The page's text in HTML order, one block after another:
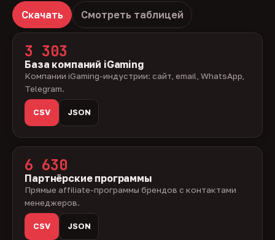
Скачать Смотреть таблицей
3 303
База компаний iGaming
Компании iGaming-индустрии: сайт, email, WhatsApp,
Telegram.
CSV JSON
6 630
Партнёрские программы
Прямые affiliate-программы брендов с контактами
менеджеров.
CSV JSON